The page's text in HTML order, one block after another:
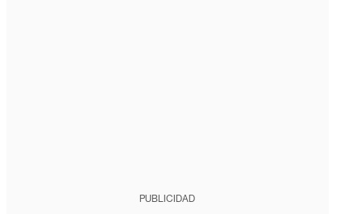
PUBLICIDAD